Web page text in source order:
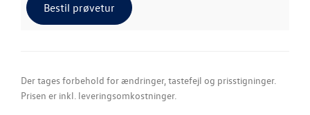
Bestil prøvetur
Der tages forbehold for ændringer, tastefejl og prisstigninger.
Prisen er inkl. leveringsomkostninger.